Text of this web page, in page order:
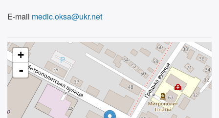
E-mail medic.oksa@ukr.net
+
-